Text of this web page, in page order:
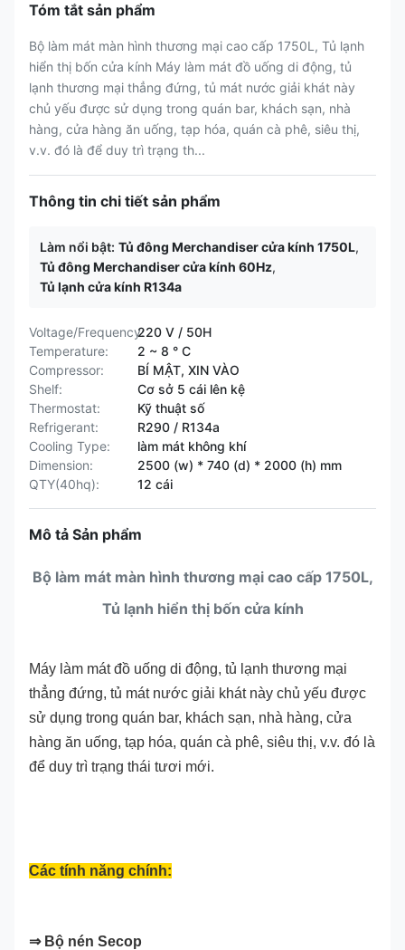
Tóm tắt sản phẩm
Bộ làm mát màn hình thương mại cao cấp 1750L, Tủ lạnh
hiển thị bốn cửa kính Máy làm mát đồ uống di động, tủ
lạnh thương mại thẳng đứng, tủ mát nước giải khát này
chủ yếu được sử dụng trong quán bar, khách sạn, nhà
hàng, cửa hàng ăn uống, tạp hóa, quán cà phê, siêu thị,
v.v. đó là để duy trì trạng th...
Thông tin chi tiết sản phẩm
Làm nổi bật: Tủ đông Merchandiser cửa kính 1750L,
Tủ đông Merchandiser cửa kính 60Hz,
Tủ lạnh cửa kính R134a
Voltage/Frequency:220 V / 50H
Temperature:
2 ~ 8 ° C
Compressor:
BÍ MẬT, XIN VÀO
Shelf:
Cơ sở 5 cái lên kệ
Thermostat:
Kỹ thuật số
Refrigerant:
R290 / R134a
Cooling Type:
làm mát không khí
Dimension:
2500 (w) * 740 (d) * 2000 (h) mm
QTY(40hq):
12 cái
Mô tả Sản phẩm
Bộ làm mát màn hình thương mại cao cấp 1750L,
Tủ lạnh hiển thị bốn cửa kính
Máy làm mát đồ uống di động, tủ lạnh thương mại
thẳng đứng, tủ mát nước giải khát này chủ yếu được
sử dụng trong quán bar, khách sạn, nhà hàng, cửa
hàng ăn uống, tạp hóa, quán cà phê, siêu thị, v.v. đó là
để duy trì trạng thái tươi mới.
Các tính năng chính:
⇒ Bộ nén Secop